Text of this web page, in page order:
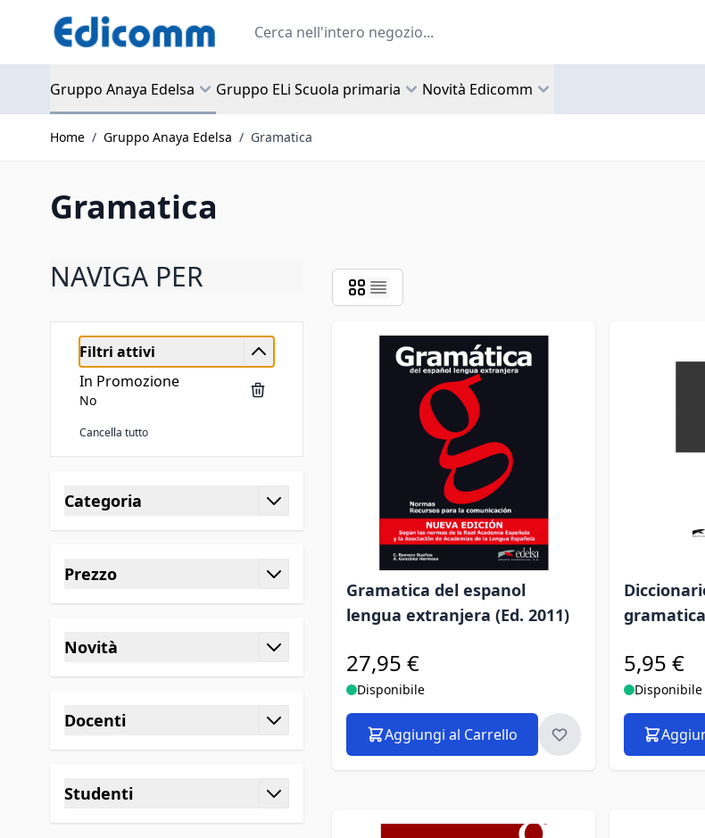
Search
Gruppo Anaya Edelsa Gruppo ELi Scuola primaria Novità Edicomm
Home / Gruppo Anaya Edelsa / Gramatica
Gramatica
NAVIGA PER
Filtri attivi
In Promozione
No
Cancella tutto
Categoria
filtro
Prezzo
filtro
Novità
filtro
Docenti
filtro
Studenti
filtro
Gramatica del espanol
lengua extranjera (Ed. 2011)
27,95 €
Disponibile
Aggiungi al Carrello
5,95 €
Disponibile